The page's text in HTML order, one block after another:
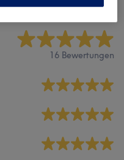
16 Bewertungen